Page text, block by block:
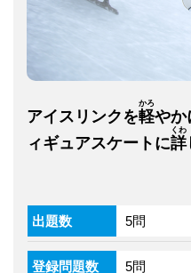
アイスリンクを軽
かろ
やか
ィギュアスケートに詳
くわ
出題数 5問
登録問題数 5問